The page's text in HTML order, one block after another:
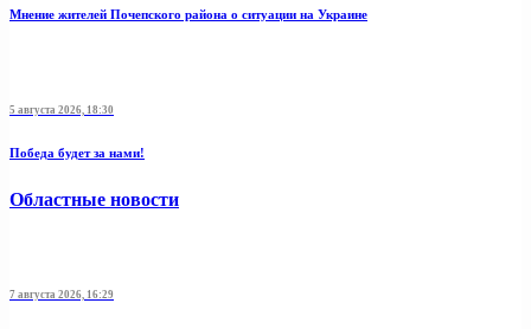
Мнение жителей Почепского района о ситуации на Украине
5 августа 2026, 18:30
Победа будет за нами!
Областные новости
7 августа 2026, 16:29